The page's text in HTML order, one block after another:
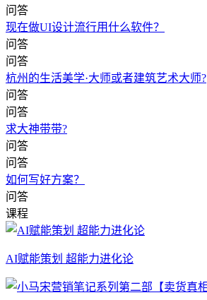
问答
现在做UI设计流行用什么软件？
问答
问答
杭州的生活美学·大师或者建筑艺术大师?
问答
问答
求大神带带?
问答
问答
如何写好方案？
问答
课程
AI赋能策划 超能力进化论